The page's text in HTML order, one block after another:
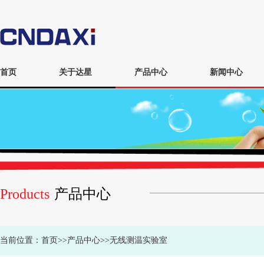
首页 关于达星 产品中心 新闻中心
Products 产品中心
当前位置： 首页>>产品中心>>无线测温实验室